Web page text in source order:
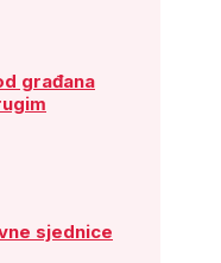
građana
sjednice